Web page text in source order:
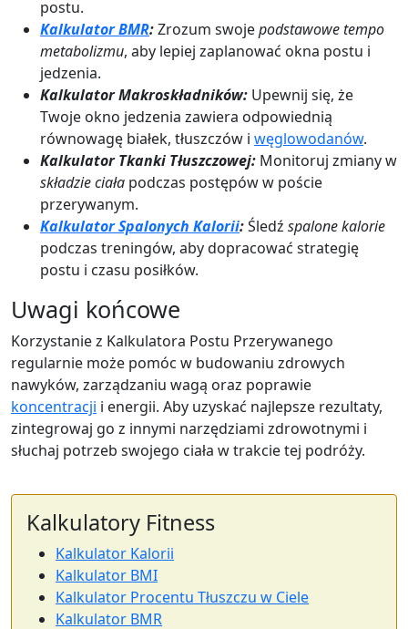
postu.
Kalkulator BMR:Zrozum swojepodstawowe tempo
metabolizmu, aby lepiej zaplanować okna postu i
jedzenia.
Kalkulator Makroskładników: Upewnij się, że
Twoje okno jedzenia zawiera odpowiednią
równowagę białek, tłuszczów i węglowodanów.
Kalkulator Tkanki Tłuszczowej: Monitoruj zmiany w
składzie ciała podczas postępów w poście
przerywanym.
Kalkulator Spalonych Kalorii:Śledź spalone kalorie
podczas treningów, aby dopracować strategię
postu i czasu posiłków.
Uwagi końcowe
Korzystanie z Kalkulatora Postu Przerywanego
regularnie może pomóc w budowaniu zdrowych
nawyków, zarządzaniu wagą oraz poprawie
koncentracji i energii. Aby uzyskać najlepsze rezultaty,
zintegrowaj go z innymi narzędziami zdrowotnymi i
słuchaj potrzeb swojego ciała w trakcie tej podróży.
Kalkulatory Fitness
Kalkulator Kalorii
Kalkulator BMI
Kalkulator Procentu Tłuszczu w Ciele
Kalkulator BMR